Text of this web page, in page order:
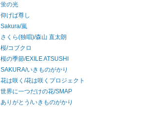
蛍の光
仰げば尊し
Sakura/嵐
さくら(独唱)/森山 直太朗
桜/コブクロ
桜の季節/EXILE ATSUSHI
SAKURA/いきものがかり
花は咲く/花は咲くプロジェクト
世界に一つだけの花/SMAP
ありがとう/いきものがかり